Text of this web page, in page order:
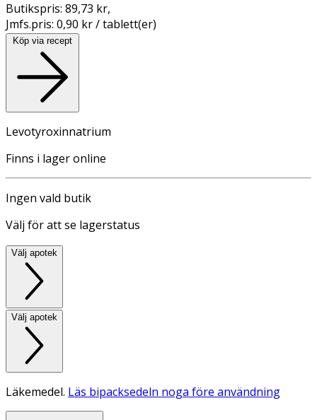
Butikspris: 89,73 kr,
Jmfs.pris: 0,90 kr / tablett(er)
Köp via recept
Levotyroxinnatrium
Finns i lager online
Ingen vald butik
Välj för att se lagerstatus
Välj apotek
Välj apotek
Läkemedel. Läs bipacksedeln noga före användning